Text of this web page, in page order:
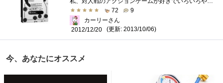
72
9
カーリーさん
2012/12/20
(更新: 2013/10/06)
今、あなたにオススメ